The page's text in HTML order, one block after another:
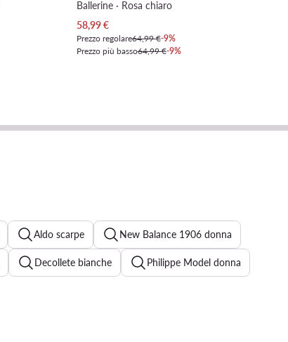
Ballerine · Rosa chiaro
Prezzo attuale
58,99€
Prezzo regolare64,99 €-9%
Prezzo più basso64,99 €-9%
Aldo scarpe New Balance 1906 donna
Decollete bianche Philippe Model donna